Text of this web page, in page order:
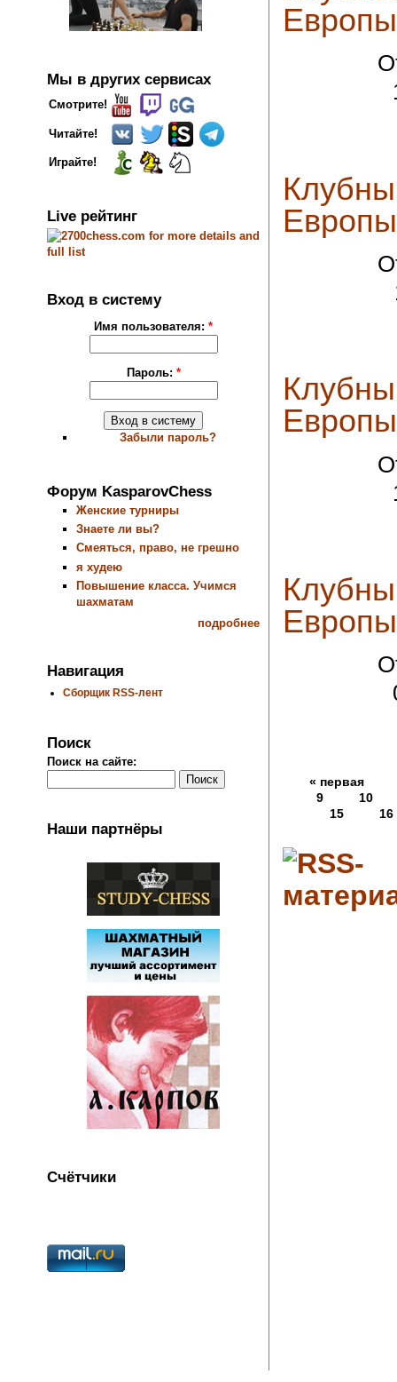
Мы в других сервисах
Смотрите!
Читайте!
Играйте!
Live рейтинг
Вход в систему
Имя пользователя:*
Пароль: *
Забыли пароль?
Форум KasparovChess
Женские турниры
Знаете ли вы?
Смеяться, право, не грешно
я худею
Повышение класса. Учимся
шахматам
подробнее
Навигация
Сборщик RSS-лент
Поиск
Поиск на сайте:
Наши партнёры
Счётчики
« первая
9
10
15
16